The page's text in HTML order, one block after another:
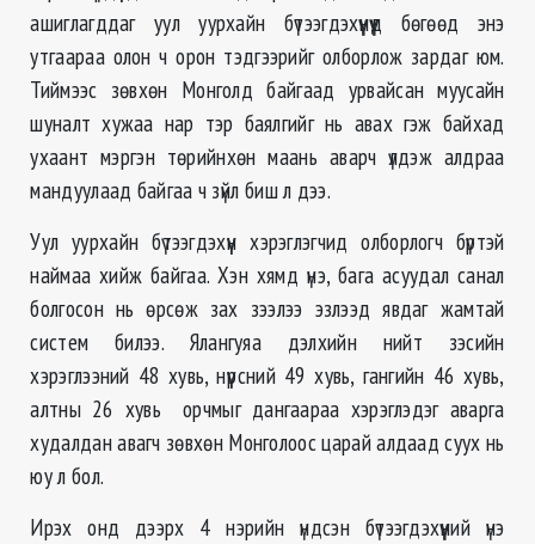
ашиглагддаг уул уурхайн бүтээгдэхүүнүүд бөгөөд энэ
утгаараа олон ч орон тэдгээрийг олборлож зардаг юм.
Тиймээс зөвхөн Монголд байгаад урвайсан муусайн
шуналт хужаа нар тэр баялгийг нь авах гэж байхад
ухаант мэргэн төрийнхөн маань аварч үлдэж алдраа
мандуулаад байгаа ч зүйл биш л дээ.
Уул уурхайн бүтээгдэхүүн хэрэглэгчид олборлогч бүртэй
наймаа хийж байгаа. Хэн хямд үнэ, бага асуудал санал
болгосон нь өрсөж зах зээлээ эзлээд явдаг жамтай
систем билээ. Ялангуяа дэлхийн нийт зэсийн
хэрэглээний 48 хувь, нүүрсний 49 хувь, гангийн 46 хувь,
алтны 26 хувь орчмыг дангаараа хэрэглэдэг аварга
худалдан авагч зөвхөн Монголоос царай алдаад суух нь
юу л бол.
Ирэх онд дээрх 4 нэрийн үндсэн бүтээгдэхүүний үнэ